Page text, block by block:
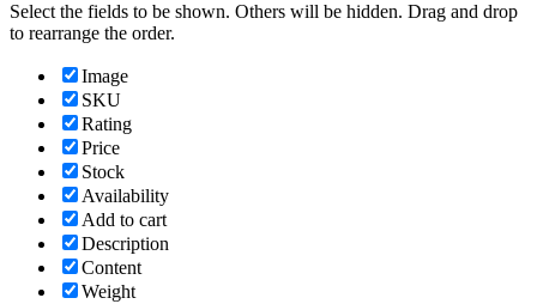
Select the fields to be shown. Others will be hidden. Drag and drop
to rearrange the order.
Image
SKU
Rating
Price
Stock
Availability
Add to cart
Description
Content
Weight